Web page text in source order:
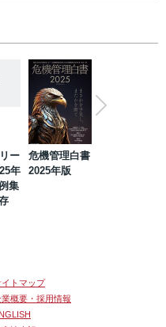
ー
年
集
危機管理白書
2025年版
イトマップ
業概要・採用情報